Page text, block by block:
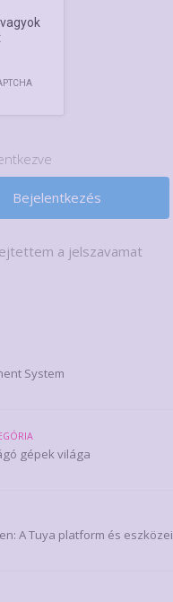
a jelszavamat
System
gépek világa
A Tuya platform és